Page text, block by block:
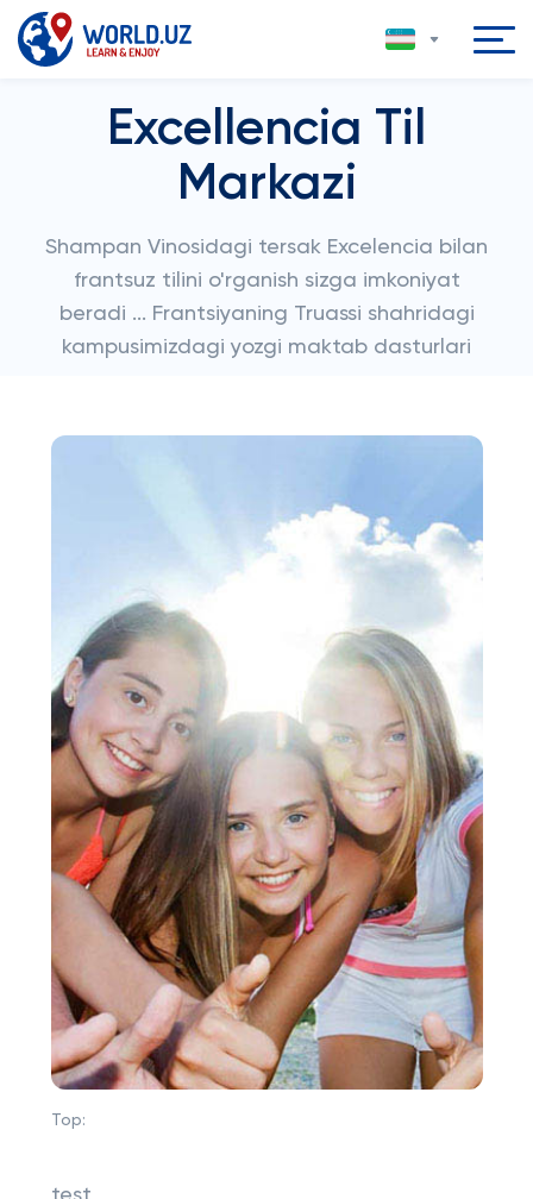
Excellencia Til
Markazi
Shampan Vinosidagi tersak Excelencia bilan
frantsuz tilini o'rganish sizga imkoniyat
beradi ... Frantsiyaning Truassi shahridagi
kampusimizdagi yozgi maktab dasturlari
Top: